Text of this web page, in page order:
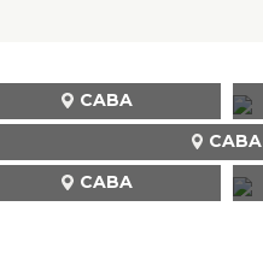
CABA
CABA
CABA